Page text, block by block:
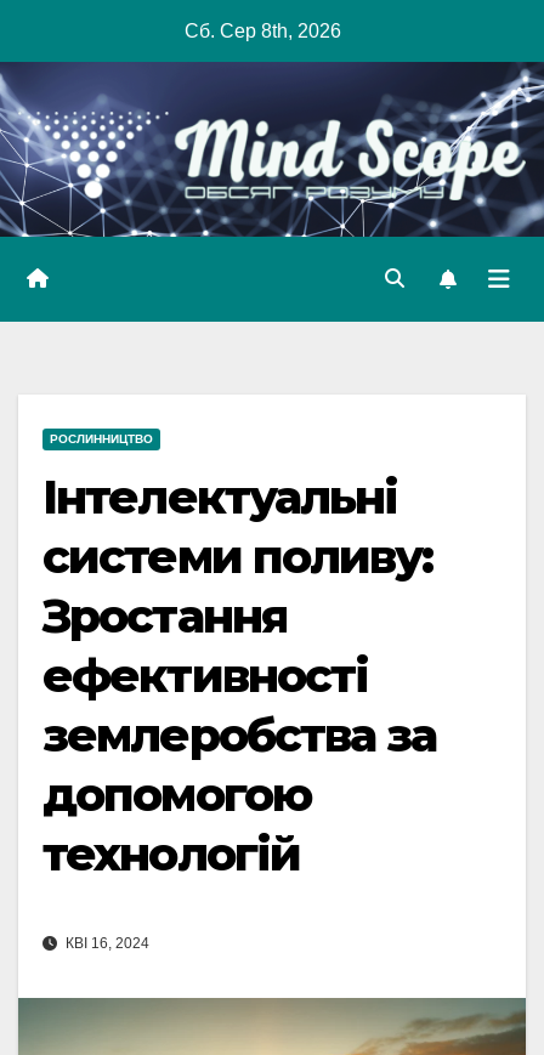
content
Сб. Сер 8th, 2026
РОСЛИННИЦТВО
Інтелектуальні
системи поливу:
Зростання
ефективності
землеробства за
допомогою
технологій
КВІ 16, 2024